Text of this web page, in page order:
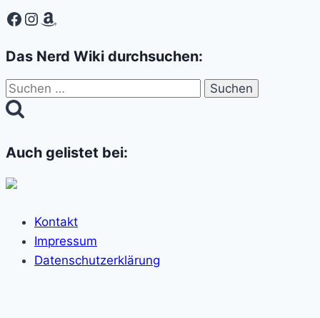
Facebook
Instagram
Amazon
Das Nerd Wiki durchsuchen:
Suchen
nach:
Auch gelistet bei:
Kontakt
Impressum
Datenschutzerklärung